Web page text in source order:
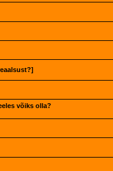
võiks olla?